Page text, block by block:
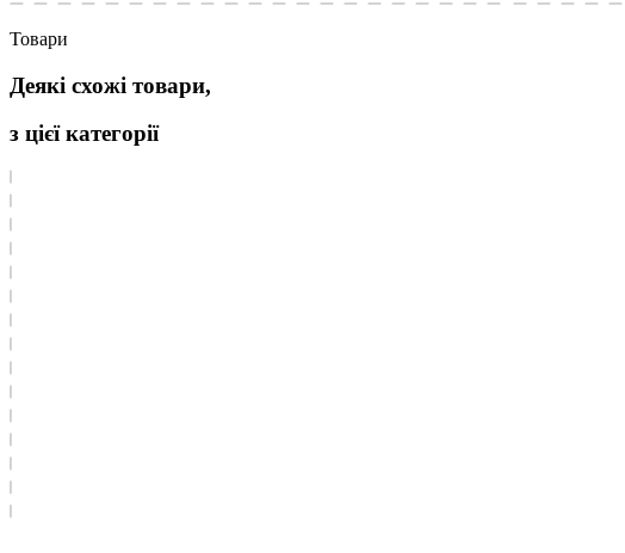
Товари
Деякі схожі товари,
з цієї категорії